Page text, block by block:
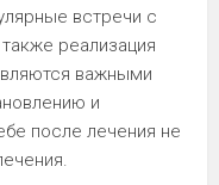
встречи с
реализация
важными
и
после лечения не